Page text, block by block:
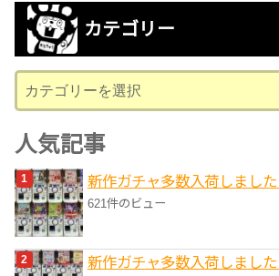
カ
ブ
カテゴリー
テ
ゴ
リ
ー
人気記事
新作ガチャ多数入荷しました
621件のビュー
新作ガチャ多数入荷しました